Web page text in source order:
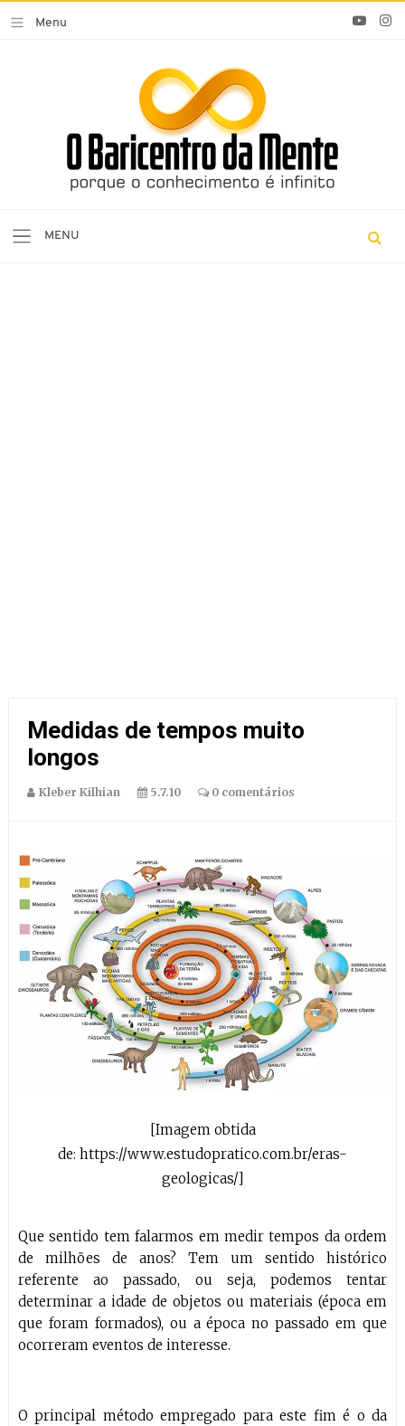
Medidas de tempos muito
longos
Kleber Kilhian 5.7.10 0 comentários
[Imagem obtida
de: https://www.estudopratico.com.br/eras-
geologicas/]
Que sentido tem falarmos em medir tempos da ordem
de milhões de anos? Tem um sentido histórico
referente ao passado, ou seja, podemos tentar
determinar a idade de objetos ou materiais (época em
que foram formados), ou a época no passado em que
ocorreram eventos de interesse.
O principal método empregado para este fim é o da